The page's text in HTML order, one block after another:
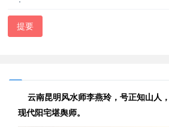
提要
云南昆明风水师李燕玲，号正知山人
现代阳宅堪舆师。